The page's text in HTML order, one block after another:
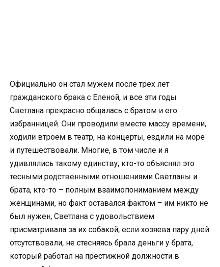
Официально он стал мужем после трех лет
гражданского брака с Еленой, и все эти годы
Светлана прекрасно общалась с братом и его
избранницей. Они проводили вместе массу времени,
ходили втроем в театр, на концерты, ездили на море
и путешествовали. Многие, в том числе и я
удивлялись такому единству, кто-то объяснял это
тесными родственными отношениями Светланы и
брата, кто-то – полным взаимопониманием между
женщинами, но факт оставался фактом – им никто не
был нужен, Светлана с удовольствием
присматривала за их собакой, если хозяева пару дней
отсутствовали, не стесняясь брала деньги у брата,
который работал на престижной должности в